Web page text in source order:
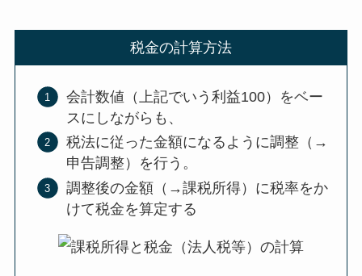
税金の計算方法
会計数値（上記でいう利益100）をベー
スにしながらも、
税法に従った金額になるように調整（→
申告調整）を行う。
調整後の金額（→課税所得）に税率をか
けて税金を算定する